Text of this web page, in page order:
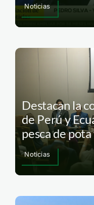
Noticias
Destacan la
de Perú y
pesca de
Noticias